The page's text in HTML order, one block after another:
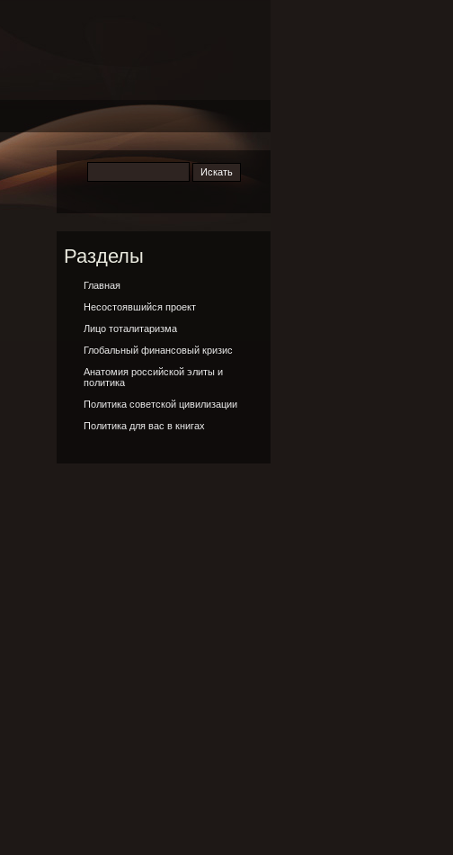
Разделы
Главная
Несостоявшийся проект
Лицо тоталитаризма
Глобальный финансовый кризис
Анатомия российской элиты и
политика
Политика советской цивилизации
Политика для вас в книгах